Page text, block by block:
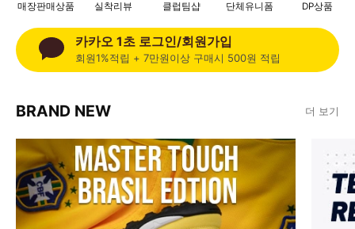
매장판매상품 실착리뷰 클럽팀샵 단체유니폼 DP상품
카카오 1초 로그인/회원가입
회원1%적립 + 7만원이상 구매시 500원 적립
BRAND NEW 더 보기